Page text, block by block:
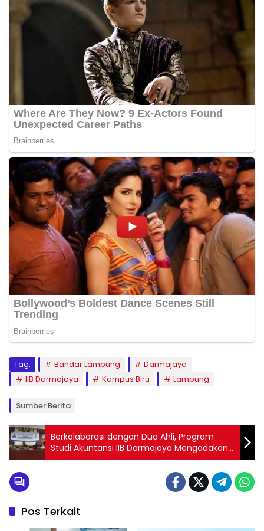
Tag: Bandar Lampung
Darmajaya
IIB Darmajaya
Kampus Biru Lampung
Sumber Berita
Berkolaborasi dengan Dua Ahli, Program
Studi Akuntansi IIB Darmajaya Mengadakan
Workshop Pengembangan Kurikulum
Pos Terkait